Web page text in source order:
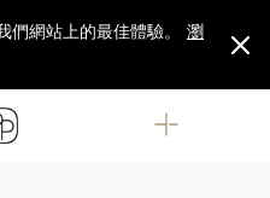
瀏
網站上的最佳體驗。
瀏